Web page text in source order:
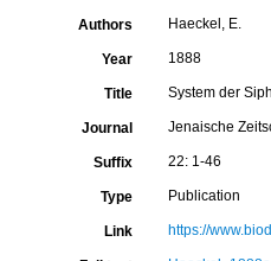
Authors Haeckel, E.
Year 1888
Title System der
Journal Jenaische
Suffix 22: 1-46
Type Publication
Link https://